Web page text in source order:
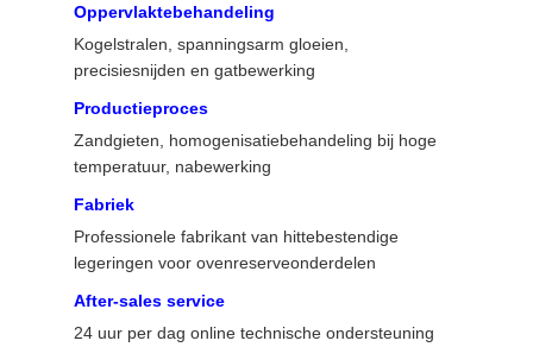
Oppervlaktebehandeling
Kogelstralen, spanningsarm gloeien,
precisiesnijden en gatbewerking
Productieproces
Zandgieten, homogenisatiebehandeling bij hoge
temperatuur, nabewerking
Fabriek
Professionele fabrikant van hittebestendige
legeringen voor ovenreserveonderdelen
After-sales service
24 uur per dag online technische ondersteuning